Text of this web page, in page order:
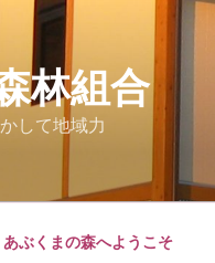
林組合
して地域力
あぶくまの森へようこそ